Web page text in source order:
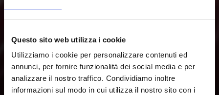
Questo sito web utilizza i cookie
Utilizziamo i cookie per personalizzare contenuti ed
annunci, per fornire funzionalità dei social media e per
analizzare il nostro traffico. Condividiamo inoltre
informazioni sul modo in cui utilizza il nostro sito con i